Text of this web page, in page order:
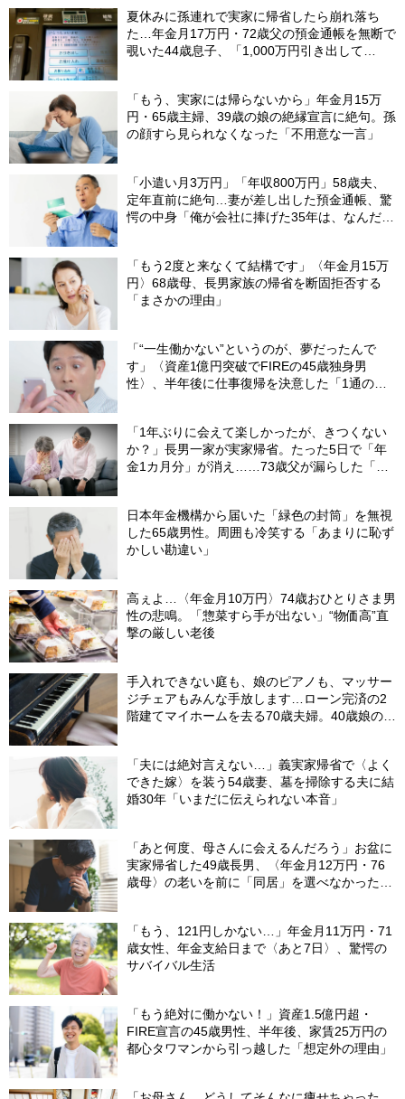
夏休みに孫連れで実家に帰省したら崩れ落ち
た…年金月17万円・72歳父の預金通帳を無断で
覗いた44歳息子、「1,000万円引き出して
「もう、実家には帰らないから」年金月15万
円・65歳主婦、39歳の娘の絶縁宣言に絶句。孫
の顔すら見られなくなった「不用意な一言」
「小遣い月3万円」「年収800万円」58歳夫、
定年直前に絶句…妻が差し出した預金通帳、驚
愕の中身「俺が会社に捧げた35年は、なんだっ
「もう2度と来なくて結構です」〈年金月15万
円〉68歳母、長男家族の帰省を断固拒否する
「まさかの理由」
「“一生働かない”というのが、夢だったんで
す」〈資産1億円突破でFIREの45歳独身男
性〉、半年後に仕事復帰を決意した「1通の通
「1年ぶりに会えて楽しかったが、きつくない
か？」長男一家が実家帰省。たった5日で「年
金1カ月分」が消え……73歳父が漏らした「本
日本年金機構から届いた「緑色の封筒」を無視
した65歳男性。周囲も冷笑する「あまりに恥ず
かしい勘違い」
高ぇよ…〈年金月10万円〉74歳おひとりさま男
性の悲鳴。「惣菜すら手が出ない」“物価高”直
撃の厳しい老後
手入れできない庭も、娘のピアノも、マッサー
ジチェアもみんな手放します…ローン完済の2
階建てマイホームを去る70歳夫婦。40歳娘の提
「夫には絶対言えない…」義実家帰省で〈よく
できた嫁〉を装う54歳妻、墓を掃除する夫に結
婚30年「いまだに伝えられない本音」
「あと何度、母さんに会えるんだろう」お盆に
実家帰省した49歳長男、〈年金月12万円・76
歳母〉の老いを前に「同居」を選べなかった悔
「もう、121円しかない…」年金月11万円・71
歳女性、年金支給日まで〈あと7日〉、驚愕の
サバイバル生活
「もう絶対に働かない！」資産1.5億円超・
FIRE宣言の45歳男性、半年後、家賃25万円の
都心タワマンから引っ越した「想定外の理由」